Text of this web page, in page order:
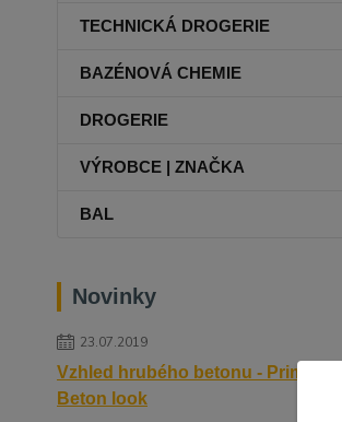
TECHNICKÁ DROGERIE
BAZÉNOVÁ CHEMIE
DROGERIE
VÝROBCE | ZNAČKA
BAL
Novinky
23.07.2019
Vzhled hrubého betonu - Primalex
Beton look